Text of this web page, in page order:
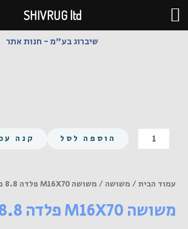
דילוג
לתוכן
שיברוג בע"מ - חנות אתר
כמות
של
8.8
הוספה לסל קנה
עמוד הבית/ משושה / משושה M16X70 פלדה 8.8 מצופה
משושה M16X70 פלדה 8.8 מצופה
SHIVRUG ltd